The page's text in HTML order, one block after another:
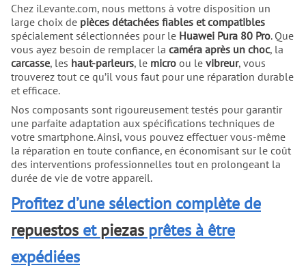
Chez iLevante.com, nous mettons à votre disposition un
large choix de pièces détachées fiables et compatibles
spécialement sélectionnées pour le Huawei Pura 80 Pro. Que
vous ayez besoin de remplacer la caméra après un choc, la
carcasse, les haut-parleurs, le micro ou le vibreur, vous
trouverez tout ce qu’il vous faut pour une réparation durable
et efficace.
Nos composants sont rigoureusement testés pour garantir
une parfaite adaptation aux spécifications techniques de
votre smartphone. Ainsi, vous pouvez effectuer vous-même
la réparation en toute confiance, en économisant sur le coût
des interventions professionnelles tout en prolongeant la
durée de vie de votre appareil.
Profitez d’une sélection complète de
repuestos etpiezas prêtes à être
expédiées